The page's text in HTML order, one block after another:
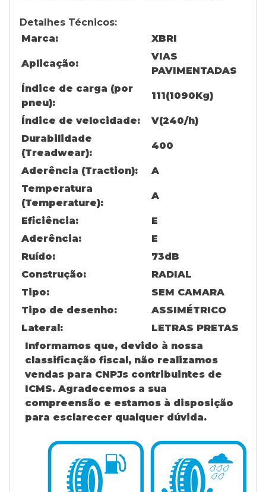
Detalhes Técnicos:
Marca:
XBRI
Aplicação:
VIAS
PAVIMENTADAS
Índice de carga (por
pneu):
111(1090Kg)
Índice de velocidade:
V(240/h)
Durabilidade
(Treadwear):
400
Aderência (Traction):
A
Temperatura
(Temperature):
A
Eficiência:
E
Aderência:
E
Ruído:
73dB
Construção:
RADIAL
Tipo:
SEM CAMARA
Tipo de desenho:
ASSIMÉTRICO
Lateral:
LETRAS PRETAS
Informamos que, devido à nossa
classificação fiscal, não realizamos
vendas para CNPJs contribuintes de
ICMS. Agradecemos a sua
compreensão e estamos à disposição
para esclarecer qualquer dúvida.